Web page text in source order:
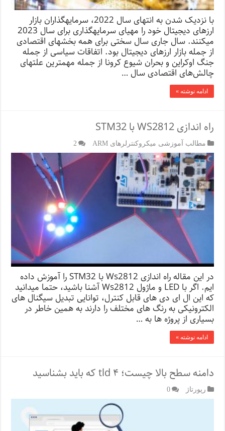
با نزدیک شدن به انتهای سال 2022، سرمایه­گذاران بازار
ارزهای دیجیتال خود را مهیای سرمایه­گذاری برای سال 2023
می­کنند. سال جاری سال سختی برای همه بخش­های اقتصادی
از جمله بازار ارزهای دیجیتال بود. اتفاقات سیاسی از جمله
جنگ اوکراین و بحران شیوع کرونا از جمله مهمترین علت­های
چالش‌های اقتصادی سال …
ادامه نوشته »
راه اندازی WS2812 با STM32
مطالب آموزشی میکروکنترلرهای ARM 2
در این مقاله راه اندازی Ws2812 با STM32 را آموزش داده
ایم. اگر با LED و ماژول Ws2812 آشنا باشید، حتما میدانید
که این ال ای دی های قابل کنترل، توانایی تبدیل سیگنال های
الکترونیکی به رنگ های مختلف را دارند به همین خاطر در
بسیاری از پروژه ها به …
ادامه نوشته »
دامنه سطح بالا چیست؛ ۴ tld که باید بشناسید
رپورتاژ‌ 0